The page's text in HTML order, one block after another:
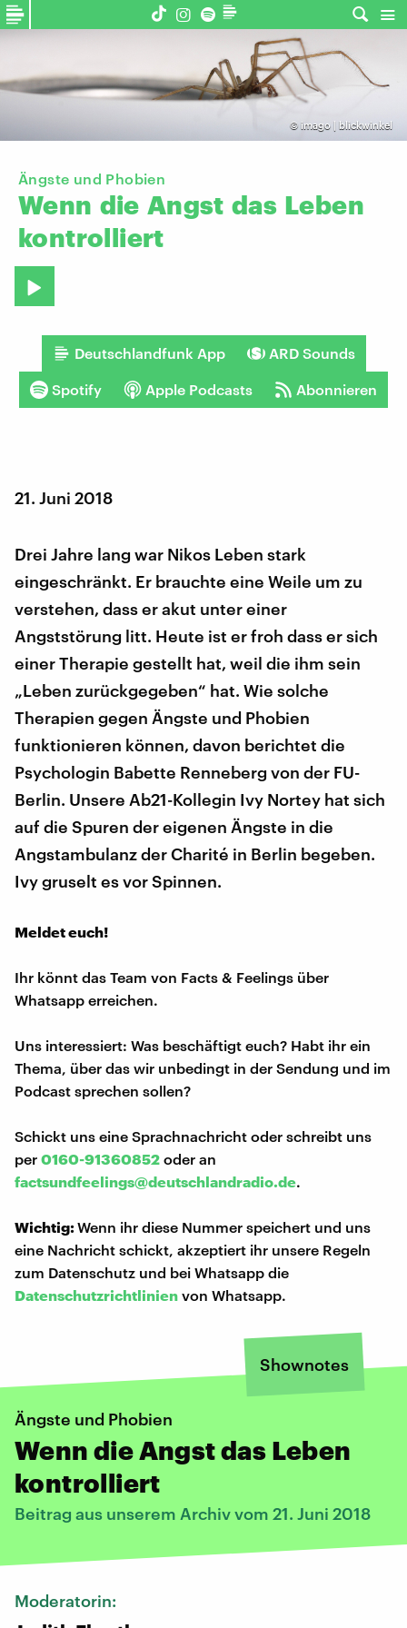
© imago | blickwinkel
Ängste und Phobien
Wenn die Angst das Leben
kontrolliert
Deutschlandfunk App ARD Sounds
Spotify Apple Podcasts Abonnieren
21. Juni 2018
Drei Jahre lang war Nikos Leben stark
eingeschränkt. Er brauchte eine Weile um zu
verstehen, dass er akut unter einer
Angststörung litt. Heute ist er froh dass er sich
einer Therapie gestellt hat, weil die ihm sein
„Leben zurückgegeben“ hat. Wie solche
Therapien gegen Ängste und Phobien
funktionieren können, davon berichtet die
Psychologin Babette Renneberg von der FU-
Berlin. Unsere Ab21-Kollegin Ivy Nortey hat sich
auf die Spuren der eigenen Ängste in die
Angstambulanz der Charité in Berlin begeben.
Ivy gruselt es vor Spinnen.
Meldet euch!
Ihr könnt das Team von Facts & Feelings über
Whatsapp erreichen.
Uns interessiert: Was beschäftigt euch? Habt ihr ein
Thema, über das wir unbedingt in der Sendung und im
Podcast sprechen sollen?
Schickt uns eine Sprachnachricht oder schreibt uns
per 0160-91360852 oder an
factsundfeelings@deutschlandradio.de.
Wichtig:Wenn ihr diese Nummer speichert und uns
eine Nachricht schickt, akzeptiert ihr unsere Regeln
zum Datenschutz und bei Whatsapp die
Datenschutzrichtlinien von Whatsapp.
Shownotes
Ängste und Phobien
Wenn die Angst das Leben
kontrolliert
Beitrag aus unserem Archiv vom 21. Juni 2018
Moderatorin: